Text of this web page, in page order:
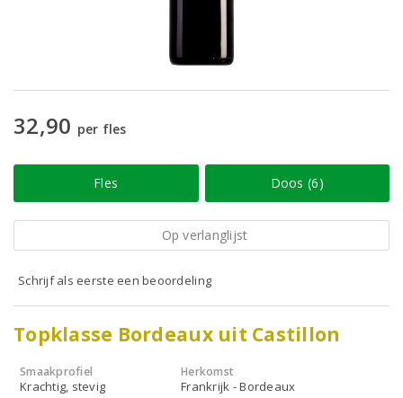
32,90 per fles
Fles Doos (6)
Op verlanglijst
Schrijf als eerste een beoordeling
Topklasse Bordeaux uit Castillon
Smaakprofiel
Krachtig, stevig
Herkomst
Frankrijk - Bordeaux